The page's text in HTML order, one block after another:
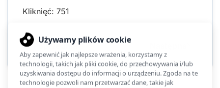
Kliknięć: 751
Poprzednia